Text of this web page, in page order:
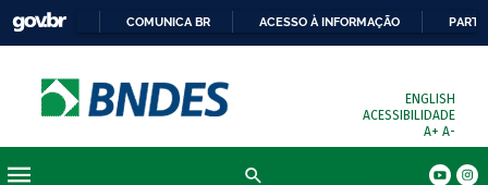
COMUNICA BR ACESSO À INFORMAÇÃO
ENGLISH
ACESSIBILIDADE
A+ A-